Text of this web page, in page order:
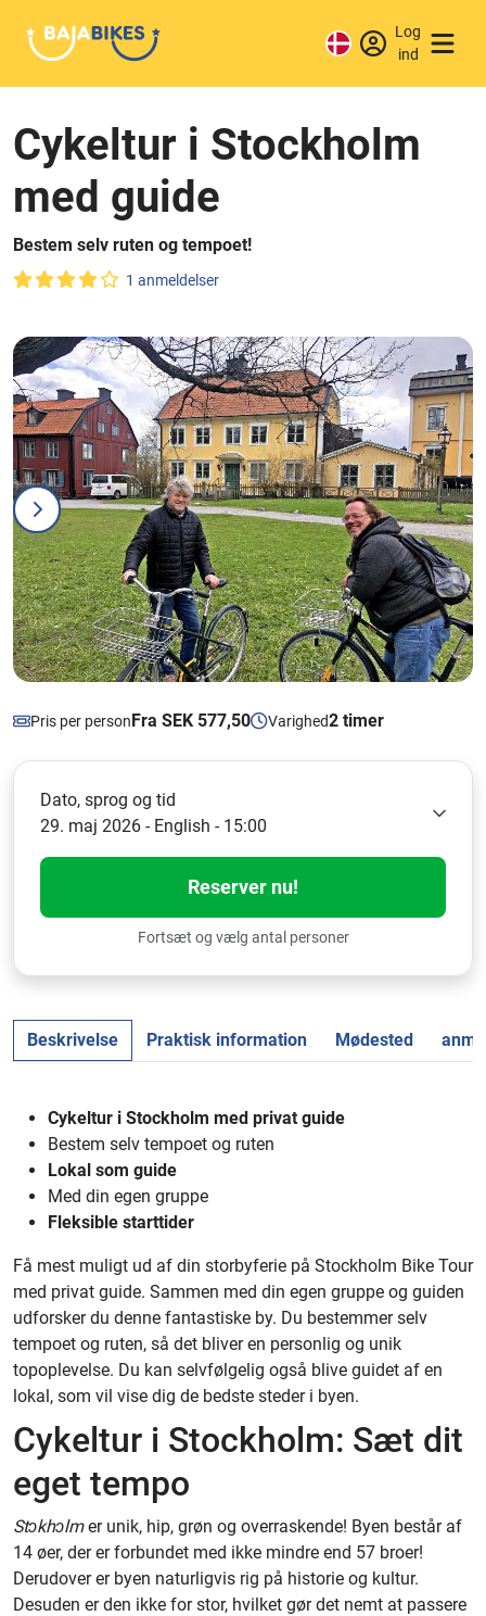
Log
ind
Cykeltur i Stockholm
med guide
Bestem selv ruten og tempoet!
1 anmeldelser
Pris per personFra SEK 577,50 Varighed2 timer
Dato, sprog og tid
29. maj 2026 - English - 15:00
Reserver nu!
Fortsæt og vælg antal personer
Beskrivelse Praktisk information Mødested
Cykeltur i Stockholm med privat guide
Bestem selv tempoet og ruten
Lokal som guide
Med din egen gruppe
Fleksible starttider
Få mest muligt ud af din storbyferie på Stockholm Bike Tour
med privat guide. Sammen med din egen gruppe og guiden
udforsker du denne fantastiske by. Du bestemmer selv
tempoet og ruten, så det bliver en personlig og unik
topoplevelse. Du kan selvfølgelig også blive guidet af en
lokal, som vil vise dig de bedste steder i byen.
Cykeltur i Stockholm: Sæt dit
eget tempo
Stɔkhɔlmer unik, hip, grøn og overraskende! Byen består af
14 øer, der er forbundet med ikke mindre end 57 broer!
Derudover er byen naturligvis rig på historie og kultur.
Desuden er den ikke for stor, hvilket gør det nemt at passere